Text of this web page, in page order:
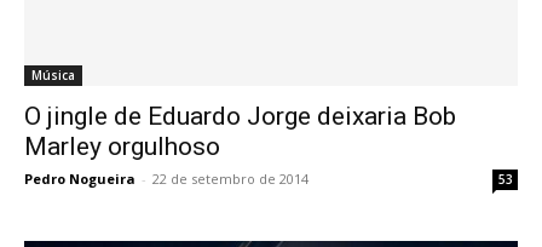
Música
O jingle de Eduardo Jorge deixaria Bob
Marley orgulhoso
Pedro Nogueira - 22 de setembro de 2014 53